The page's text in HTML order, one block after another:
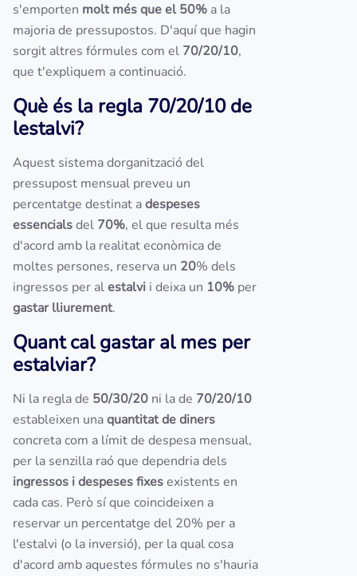
s'emporten molt més que el 50% a la
majoria de pressupostos. D'aquí que hagin
sorgit altres fórmules com el 70/20/10,
que t'expliquem a continuació.
Què és la regla 70/20/10 de
lestalvi?
Aquest sistema dorganització del
pressupost mensual preveu un
percentatge destinat adespeses
essencialsdel 70%, el que resulta més
d'acord amb la realitat econòmica de
moltes persones, reserva un 20% dels
ingressos per alestalvi i deixa un 10% per
gastar lliurement.
Quant cal gastar al mes per
estalviar?
Ni la regla de 50/30/20 ni la de 70/20/10
estableixen unaquantitat de diners
concreta com a límit de despesa mensual,
per la senzilla raó que dependria dels
ingressos i despeses fixesexistents en
cada cas. Però sí que coincideixen a
reservar un percentatge del 20% per a
l'estalvi (o la inversió), per la qual cosa
d'acord amb aquestes fórmules no s'hauria